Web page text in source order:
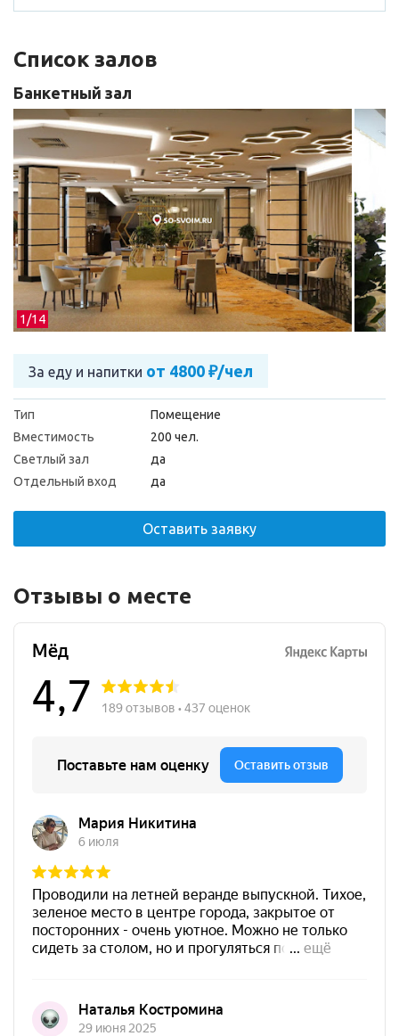
Список залов
1/14
Банкетный зал
За еду и напитки от 4800 ₽/чел
Тип
Помещение
Вместимость
200 чел.
Светлый зал
да
Отдельный вход
да
Оставить заявку
Отзывы о месте